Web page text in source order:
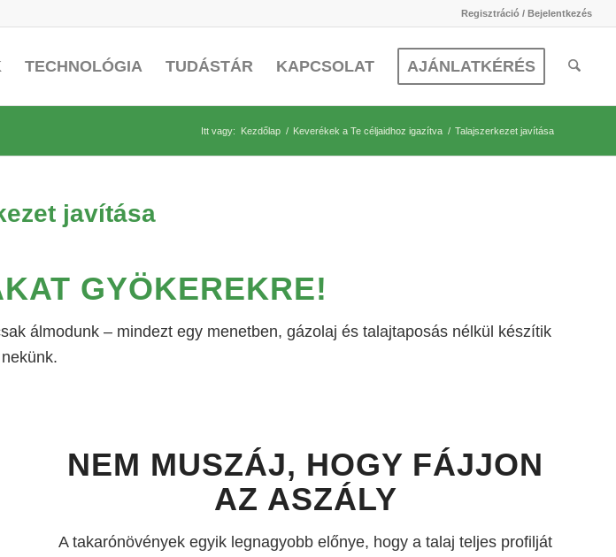
Regisztráció / Bejelentkezés
TECHNOLÓGIA TUDÁSTÁR KAPCSOLAT AJÁNLATKÉRÉS
Itt vagy: Kezdőlap / Keverékek a Te céljaidhoz igazítva / Talajszerkezet javítása
javítása
GYÖKEREKRE!
álmodunk – mindezt egy menetben, gázolaj és talajtaposás nélkül készítik
NEM MUSZÁJ, HOGY FÁJJON
AZ ASZÁLY
A takarónövények egyik legnagyobb előnye, hogy a talaj teljes profilját